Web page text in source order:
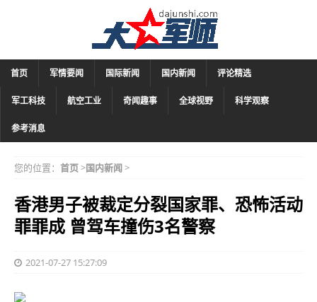
首页 军情要闻 国际新闻 国内新闻 评论精选
军工科技 航空工业 奇闻趣事 全球视野 科学观察
参考消息
您的位置： 首页>国内新闻>
香港男子被裁定分裂国家罪、恐怖活动
罪罪成 曾驾车撞伤3名警察
2021-07-27 15:27:09